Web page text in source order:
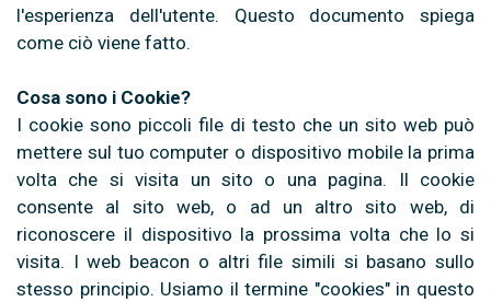
l'esperienza dell'utente. Questo documento spiega
come ciò viene fatto.
Cosa sono i Cookie?
I cookie sono piccoli file di testo che un sito web può
mettere sul tuo computer o dispositivo mobile la prima
volta che si visita un sito o una pagina. Il cookie
consente al sito web, o ad un altro sito web, di
riconoscere il dispositivo la prossima volta che lo si
visita. I web beacon o altri file simili si basano sullo
stesso principio. Usiamo il termine "cookies" in questo